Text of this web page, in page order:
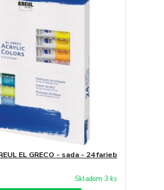
EL GRECO - sada - 24 farieb
Skladom 3 ks